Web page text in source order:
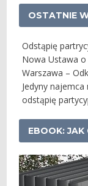
OSTATNIE
Odstąpię
Nowa Ustawa o
Warszawa –
Jedyny
odstąpię
EBOOK: JAK